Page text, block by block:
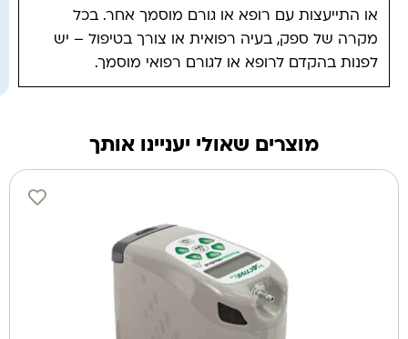
או התייעצות עם רופא או גורם מוסמך אחר. בכל
מקרה של ספק, בעיה רפואית או צורך בטיפול – יש
לפנות בהקדם לרופא או לגורם רפואי מוסמך.
מוצרים שאולי יעניינו אותך